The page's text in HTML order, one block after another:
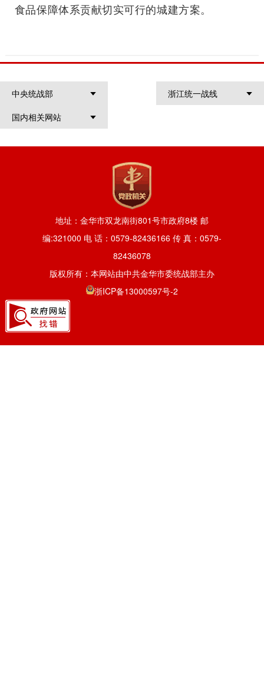
食品保障体系贡献切实可行的城建方案。
中央统战部
浙江统一战线
国内相关网站
地址：金华市双龙南街801号市政府8楼 邮
编:321000 电 话：0579-82436166 传 真：0579-
82436078
版权所有：本网站由中共金华市委统战部主办
浙ICP备13000597号-2